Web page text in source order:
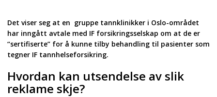
Det viser seg at en gruppe tannklinikker i Oslo-området
har inngått avtale med IF forsikringsselskap om at de er
“sertifiserte” for å kunne tilby behandling til pasienter som
tegner IF tannhelseforsikring.
Hvordan kan utsendelse av slik
reklame skje?